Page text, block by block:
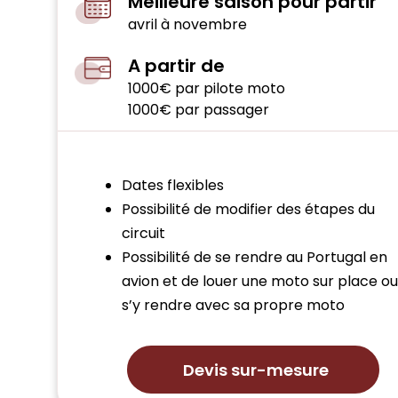
avril à novembre
A partir de
1000€ par pilote moto
1000€ par passager
Dates flexibles
Possibilité de modifier des étapes du
circuit
Possibilité de se rendre au Portugal en
avion et de louer une moto sur place
s’y rendre avec sa propre moto
Devis sur-mesure